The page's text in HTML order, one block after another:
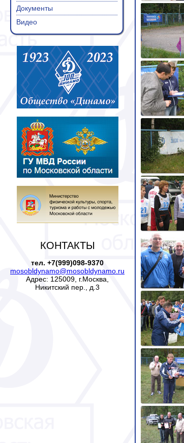
Документы
Видео
КОНТАКТЫ
тел. +7(999)098-9370
mosobldynamo@mosobldynamo.ru
Адрес: 125009, г.Москва,
Никитский пер., д.3